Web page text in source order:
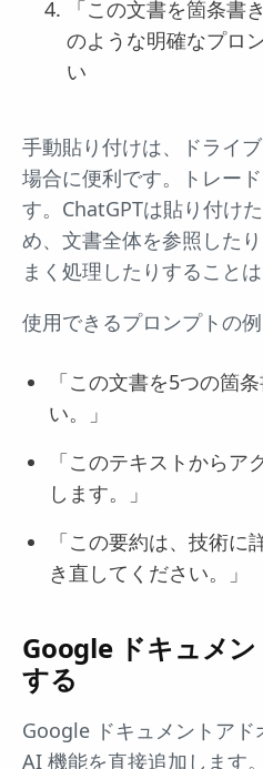
「この文書を箇条書
のような明確なプロ
い
手動貼り付けは、ドライ
場合に便利です。トレー
す。ChatGPTは貼り付け
め、文書全体を参照した
まく処理したりすることは
使用できるプロンプトの
「この文書を5つの箇
い。」
「このテキストからア
します。」
「この要約は、技術
き直してください。」
Google ドキュメ
する
Google ドキュメントアド
AI 機能を直接追加します